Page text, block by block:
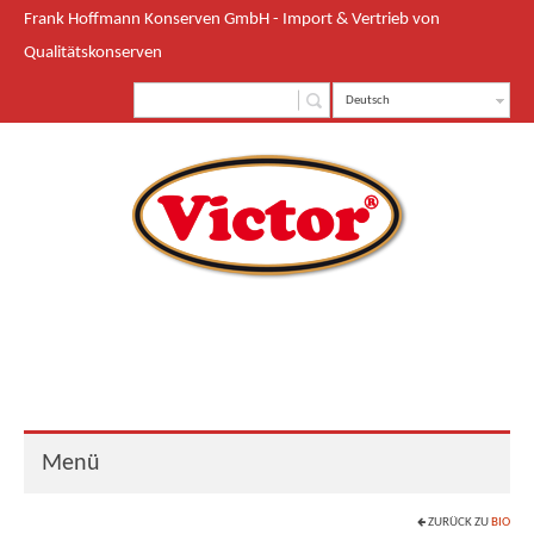
Frank Hoffmann Konserven GmbH - Import & Vertrieb von
Qualitätskonserven
Deutsch
Menü
ZURÜCK ZU BIO